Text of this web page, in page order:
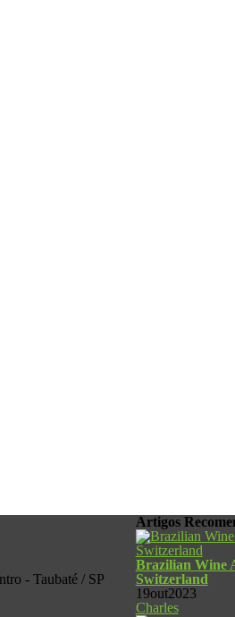
- Taubaté / SP
Artigos
Brazilian Wine
Switzerland
19out2023
Charles